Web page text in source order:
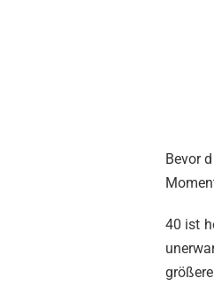
Bevor
40 ist